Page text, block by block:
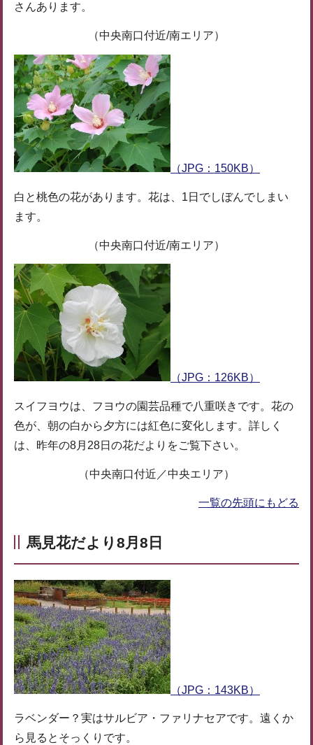
さんあります。
（中央南口付近/南エリア）
（JPG：150KB）
白と桃色の花があります。花は、1日でしぼんでしまい
ます。
（中央南口付近/南エリア）
（JPG：126KB）
スイフヨウは、フヨウの園芸品種で八重咲きです。花の
色が、朝の白から夕方には紅色に変化します。詳しく
は、昨年の8月28日の花だよりをご覧下さい。
（中央南口付近／中央エリア）
一覧の先頭にもどる
馬見花だより8月8日
（JPG：143KB）
ラベンダー？実はサルビア・ファリナセアです。遠くか
ら見るとそっくりです。